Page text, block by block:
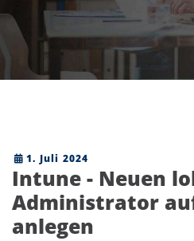
1. Juli 2024
Intune - Neuen
Administrator
anlegen